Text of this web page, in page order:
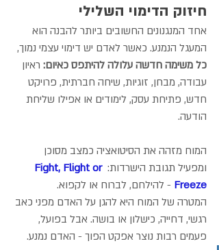
חיזוק הדימוי השלילי
אחד המנגנונים החשובים ביותר להבנה הוא
המעגל הנמנע. כאשר לאדם יש דימוי עצמי נמוך,
כל משימה חדשה עלולה להיתפס כאיום: ראיון
עבודה, מבחן, זוגיות, שיחה חברתית, פרויקט
חדש, פתיחת עסק, לימודים או אפילו שליחת
הודעה.
המוח מזהה את הסיטואציה כמצב מסוכן
ומפעיל תגובת הישרדות: Fight, Flight or
Freeze - להילחם, לברוח או לקפוא.
המטרה של המוח היא להגן על האדם מפני כאב
רגשי, דחייה, כישלון או בושה. אבל בפועל,
פעמים רבות נוצר אפקט הפוך - האדם נמנע.